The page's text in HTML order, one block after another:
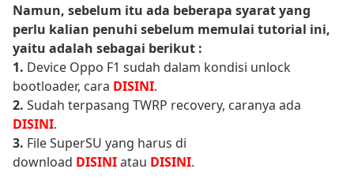
Namun, sebelum itu ada beberapa syarat yang
perlu kalian penuhi sebelum memulai tutorial ini,
yaitu adalah sebagai berikut :
1. Device Oppo F1 sudah dalam kondisi unlock
bootloader, cara DISINI.
2. Sudah terpasang TWRP recovery, caranya ada
DISINI.
3. File SuperSU yang harus di
download DISINIatau DISINI.